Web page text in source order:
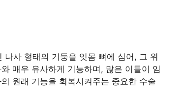
사 형태의 기둥을 잇몸 뼈에 심어, 그 위
매우 유사하게 기능하며, 많은 이들이 임
원래 기능을 회복시켜주는 중요한 수술